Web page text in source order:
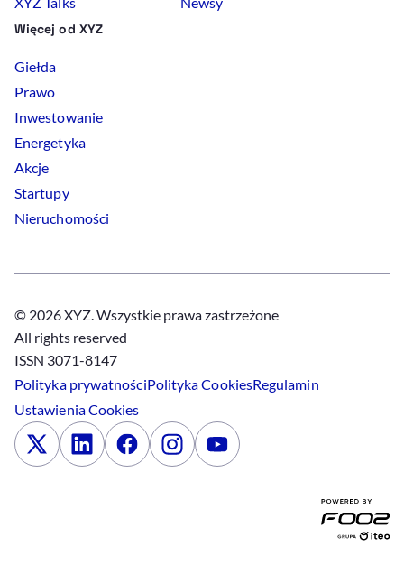
Więcej od XYZ
Giełda
Prawo
Inwestowanie
Energetyka
Akcje
Startupy
Nieruchomości
© 2026 XYZ. Wszystkie prawa zastrzeżone
All rights reserved
ISSN 3071-8147
Polityka prywatnościPolitykaCookiesRegulamin
UstawieniaCookies
x LinkedinFacebookInstagramYoutube